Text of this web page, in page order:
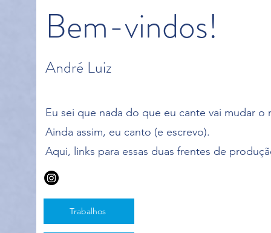
Bem-vindos!
André Luiz
Eu sei que nada do que eu cante vai mudar o
Ainda assim, eu canto (e escrevo).
Aqui, links para essas duas frentes de
Trabalhos